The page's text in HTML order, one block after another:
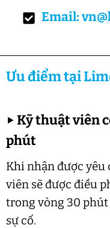
Email:
Ưu điểm tại
▶Kỹ thuật viên
phút
Khi nhận được yêu
viên sẽ được điều
trong vòng 30
sự cố.